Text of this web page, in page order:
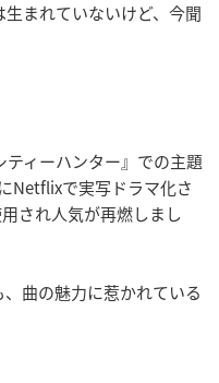
まれていないけど、今聞
ィーハンター』での主題
Netflixで実写ドラマ化さ
され人気が再燃しまし
曲の魅力に惹かれている